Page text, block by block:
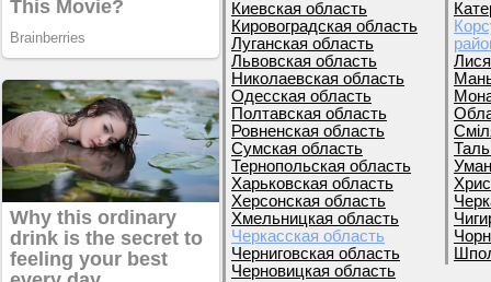
Киевская область
Кировоградская область
Луганская область
Львовская область
Николаевская область
Одесская область
Полтавская область
Ровненская область
Сумская область
Тернопольская область
Харьковская область
Херсонская область
Хмельницкая область
Черкасская область
Черниговская область
Черновицкая область